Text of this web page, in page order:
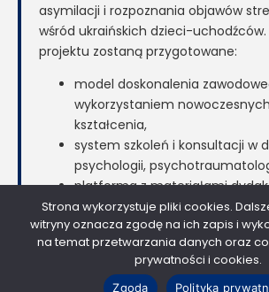
asymilacji i rozpoznania objawów
wśród ukraińskich dzieci-
projektu zostaną przygotowane:
model doskonalenia
wykorzystaniem
kształcenia,
system szkoleń i konsultacji w
psychologii,
platforma z materiałami
narzędziami w technologii
rzeczywistości.
Strona wykorzystuje pliki cookies.
witryny oznacza zgodę na ich zapis i
na temat przetwarzania danych oraz
prywatności i cookies.
Zgoda Polityka